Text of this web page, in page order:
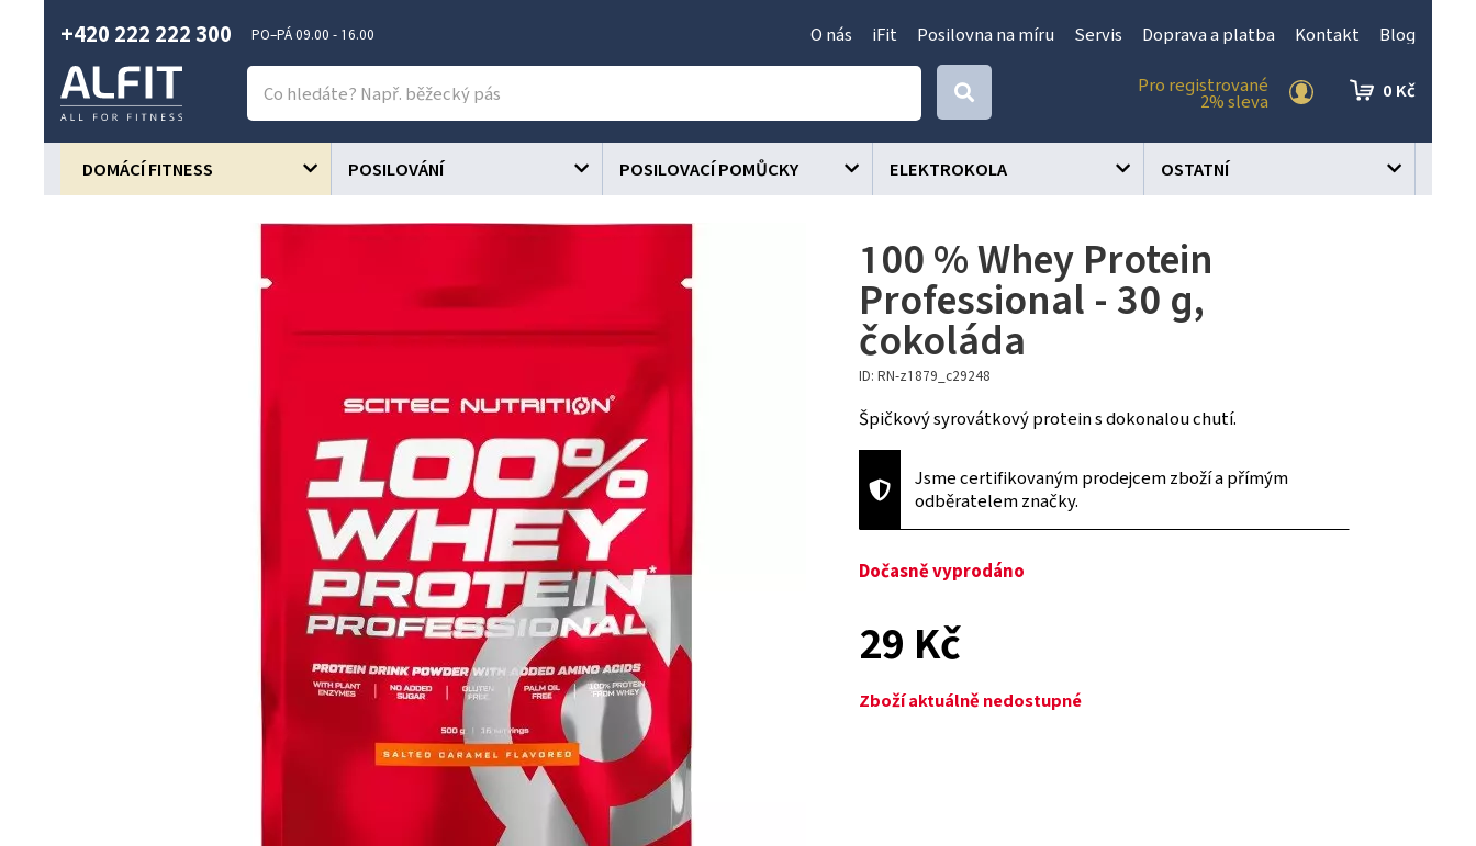
+420 222 222 300 PO–PÁ 09.00 - 16.00 O nás iFit Posilovna na míru Servis Doprava a platba Kontakt Blog
Pro registrované
2% sleva
0 Kč
DOMÁCÍ FITNESS POSILOVÁNÍ POSILOVACÍ POMŮCKY ELEKTROKOLA OSTATNÍ
100 % Whey Protein
Professional - 30 g,
čokoláda
ID: RN-z1879_c29248
Špičkový syrovátkový protein s dokonalou chutí.
Jsme certifikovaným prodejcem zboží a přímým
odběratelem značky.
Dočasně vyprodáno
29 Kč
Zboží aktuálně nedostupné